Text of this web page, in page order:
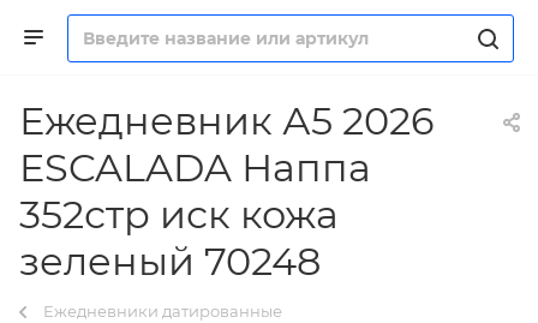
Ежедневник А5 2026
ESCALADA Наппа
352стр иск кожа
зеленый 70248
Ежедневники датированные